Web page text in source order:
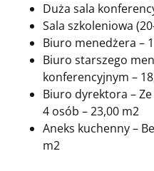
Duża sala
Sala szkoleniowa
Biuro menedżera –
Biuro starszego
konferencyjnym –
Biuro dyrektora –
4 osób – 23,00 m2
Aneks kuchenny –
m2